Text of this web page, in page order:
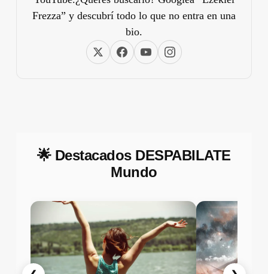
Frezza” y descubrí todo lo que no entra en una
bio.
🌟 Destacados DESPABILATE
Mundo